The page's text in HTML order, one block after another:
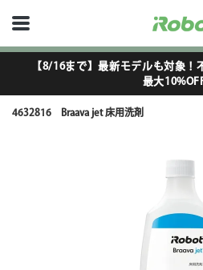
【8/16まで】最新モデルも対象！
最大
4632816 Braava jet 床用洗剤